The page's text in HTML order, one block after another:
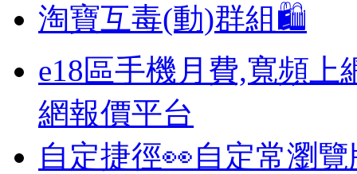
淘寶互毒(動)群組🛍️
e18區手機月費,寬頻上
網報價平台
自定捷徑👀自定常瀏